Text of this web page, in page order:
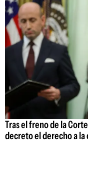
Tras el freno de la
decreto el derecho a la